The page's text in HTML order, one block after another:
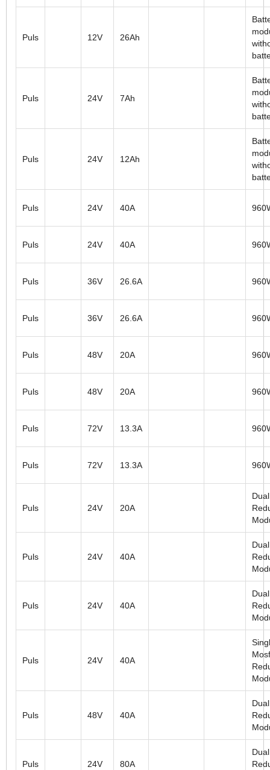
Puls 12V 26Ah
Puls 24V 7Ah
Puls 24V 12Ah
Puls 24V 40A
Puls 24V 40A
Puls 36V 26.6A
Puls 36V 26.6A
Puls 48V 20A
Puls 48V 20A
Puls 72V 13.3A
Puls 72V 13.3A
Puls 24V 20A
Puls 24V 40A
Puls 24V 40A
Puls 24V 40A
Puls 48V 40A
Puls 24V 80A